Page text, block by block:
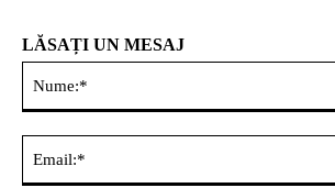
LĂSAȚI UN MESAJ